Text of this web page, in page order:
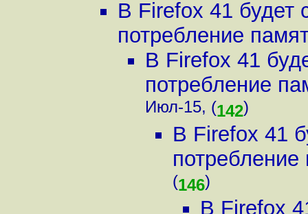
В Firefox 41 будет
потребление
В Firefox 41
потребление
Июл-15, (142)
В Firefox 41
(146)
В Firefox